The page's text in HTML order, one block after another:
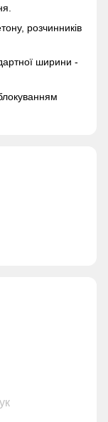
розчинників
ширини -